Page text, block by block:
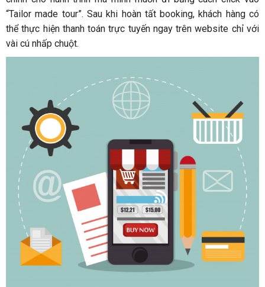
“Tailor made tour”. Sau khi hoàn tất booking, khách hàng có
thể thực hiện thanh toán trực tuyến ngay trên website chỉ với
vài cú nhấp chuột.